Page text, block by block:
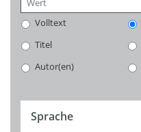
Volltext
Titel
Autor(en)
Sprache